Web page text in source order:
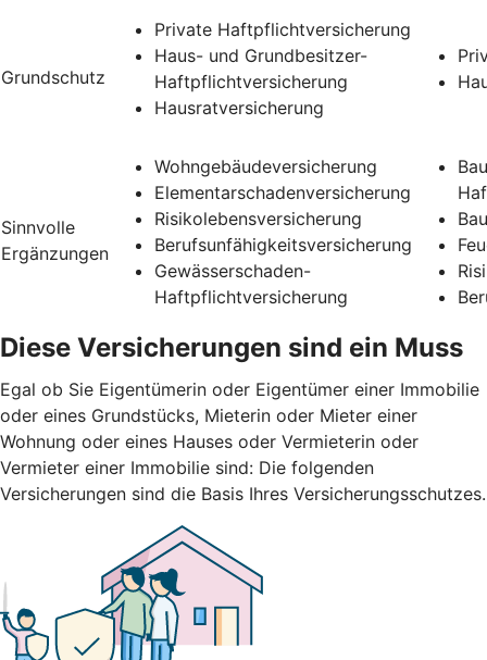
Grundschutz
Private Haftpflichtversicherung
Haus- und Grundbesitzer-
Haftpflichtversicherung
Hausratversicherung
Sinnvolle
Ergänzungen
Wohngebäudeversicherung
Elementarschadenversicherung
Risikolebensversicherung
Berufsunfähigkeitsversicherung
Gewässerschaden-
Haftpflichtversicherung
Diese Versicherungen sind ein Muss
Egal ob Sie Eigentümerin oder Eigentümer einer Immobilie
oder eines Grundstücks, Mieterin oder Mieter einer
Wohnung oder eines Hauses oder Vermieterin oder
Vermieter einer Immobilie sind: Die folgenden
Versicherungen sind die Basis Ihres Versicherungsschutzes.